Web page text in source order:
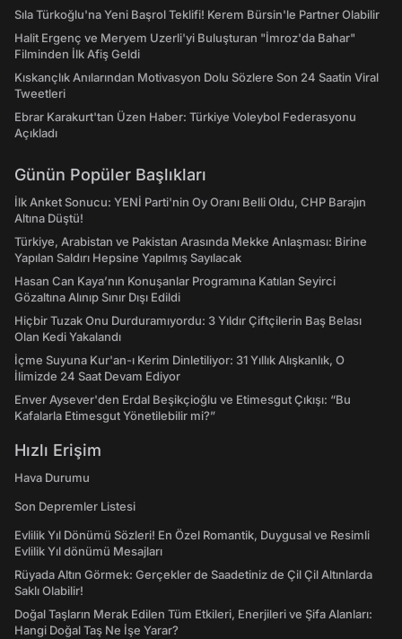
Sıla Türkoğlu'na Yeni Başrol Teklifi! Kerem Bürsin'le Partner Olabilir
Halit Ergenç ve Meryem Uzerli'yi Buluşturan "İmroz'da Bahar"
Filminden İlk Afiş Geldi
Kıskançlık Anılarından Motivasyon Dolu Sözlere Son 24 Saatin Viral
Tweetleri
Ebrar Karakurt'tan Üzen Haber: Türkiye Voleybol Federasyonu
Açıkladı
Günün Popüler Başlıkları
İlk Anket Sonucu: YENİ Parti'nin Oy Oranı Belli Oldu, CHP Barajın
Altına Düştü!
Türkiye, Arabistan ve Pakistan Arasında Mekke Anlaşması: Birine
Yapılan Saldırı Hepsine Yapılmış Sayılacak
Hasan Can Kaya’nın Konuşanlar Programına Katılan Seyirci
Gözaltına Alınıp Sınır Dışı Edildi
Hiçbir Tuzak Onu Durduramıyordu: 3 Yıldır Çiftçilerin Baş Belası
Olan Kedi Yakalandı
İçme Suyuna Kur'an-ı Kerim Dinletiliyor: 31 Yıllık Alışkanlık, O
İlimizde 24 Saat Devam Ediyor
Enver Aysever'den Erdal Beşikçioğlu ve Etimesgut Çıkışı: “Bu
Kafalarla Etimesgut Yönetilebilir mi?”
Hızlı Erişim
Hava Durumu
Son Depremler Listesi
Evlilik Yıl Dönümü Sözleri! En Özel Romantik, Duygusal ve Resimli
Evlilik Yıl dönümü Mesajları
Rüyada Altın Görmek: Gerçekler de Saadetiniz de Çil Çil Altınlarda
Saklı Olabilir!
Doğal Taşların Merak Edilen Tüm Etkileri, Enerjileri ve Şifa Alanları:
Hangi Doğal Taş Ne İşe Yarar?